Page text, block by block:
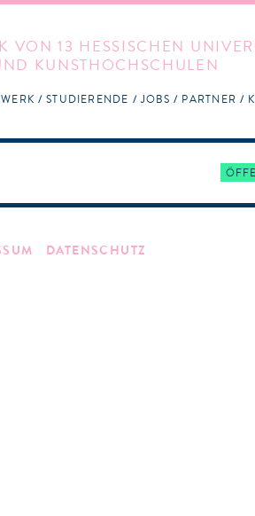
VON 13 HESSISCHEN
KUNSTHOCHSCHULEN
STUDIERENDE JOBS PARTNER
DATENSCHUTZ